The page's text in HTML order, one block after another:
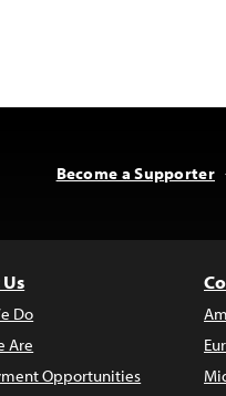
Become a Supporter
Do
Are
Opportunities